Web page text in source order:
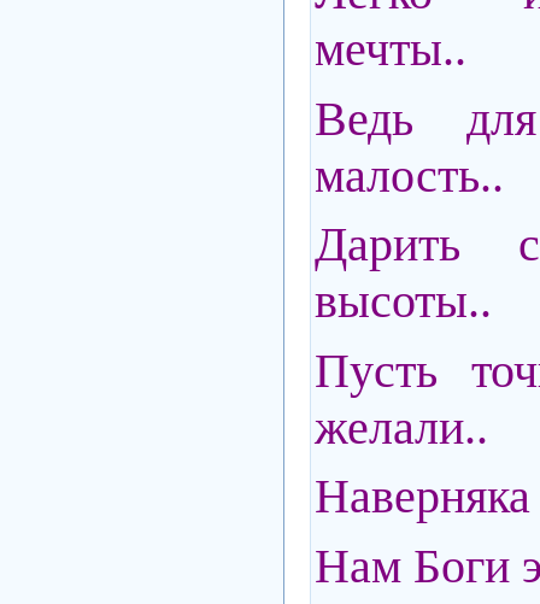
мечты..
Ведь
малость..
Дарить
высоты..
Пусть
желали..
Нам Боги